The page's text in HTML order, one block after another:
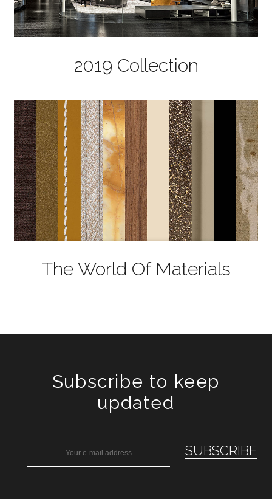
2019 Collection
The World Of Materials
Subscribe to keep
updated